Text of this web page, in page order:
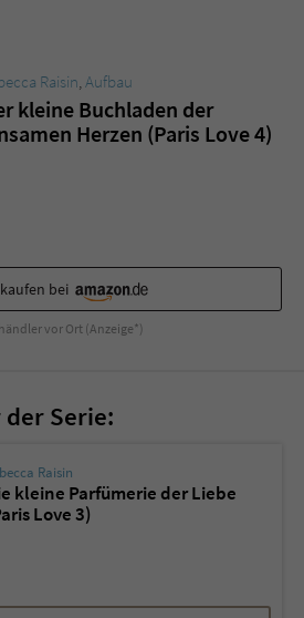
Raisin,Aufbau
kleine Buchladen der
Herzen (Paris Love 4)
bei
vor Ort (Anzeige*)
Serie:
Raisin
kleine Parfümerie der Liebe
Love 3)
der Webseite mit dem
Es wird benötigt um z. B. den
des Kontaktformulars zu